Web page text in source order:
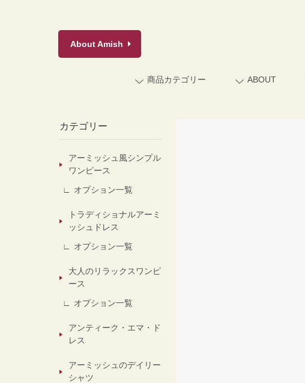
AboutAmish
商品カテゴリー ABOUT
カテゴリー
アーミッシュ風シンプル
ワンピース
オプション一覧
トラディショナルアーミ
ッシュドレス
オプション一覧
大人のリラックスワンピ
ース
オプション一覧
アンティーク・エマ・ド
レス
アーミッシュのデイリー
シャツ